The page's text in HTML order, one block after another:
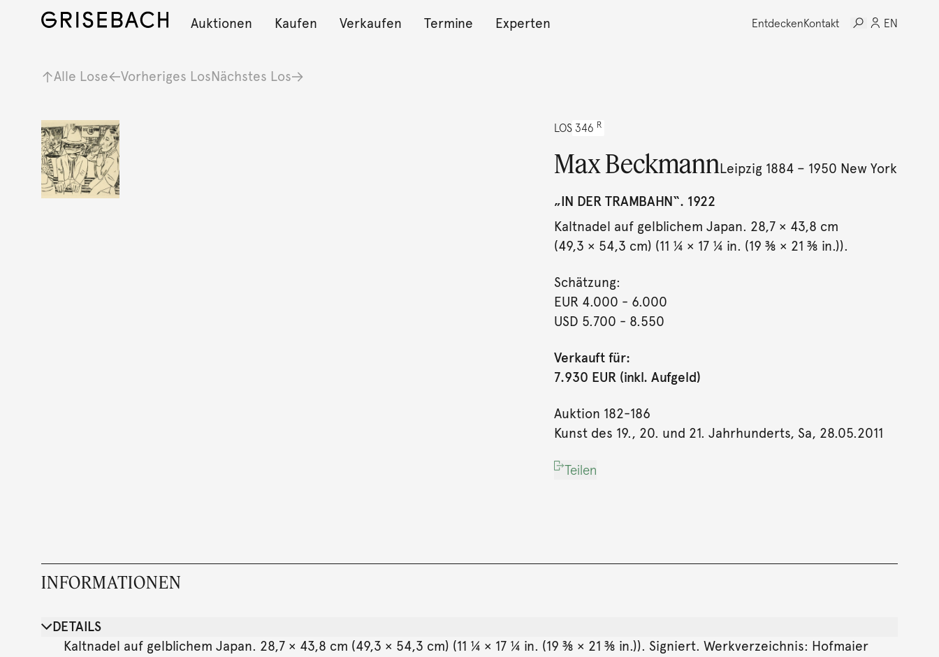
Auktionen Kaufen Verkaufen Termine Experten EntdeckenKontakt EN
Alle Lose Vorheriges LosNächstes Los
LOS 346 R
Max BeckmannLeipzig 1884 – 1950 New York
„IN DER TRAMBAHN“. 1922
Kaltnadel auf gelblichem Japan. 28,7 × 43,8 cm
(49,3 × 54,3 cm) (11 ¼ × 17 ¼ in. (19 ⅜ × 21 ⅜ in.)).
Schätzung:
EUR 4.000 - 6.000
USD 5.700 - 8.550
Verkauft für:
7.930 EUR (inkl. Aufgeld)
Auktion 182-186
Kunst des 19., 20. und 21. Jahrhunderts, Sa, 28.05.2011
Teilen
INFORMATIONEN
DETAILS
Kaltnadel auf gelblichem Japan. 28,7 × 43,8 cm (49,3 × 54,3 cm) (11 ¼ × 17 ¼ in. (19 ⅜ × 21 ⅜ in.)). Signiert. Werkverzeichnis: Hofmaier